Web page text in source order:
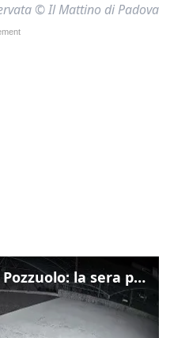
© Il Mattino di Padova
Ladri alla Comelstile di Pozzuolo: la sera prima il tentato furto a Buja, ecco le immagini